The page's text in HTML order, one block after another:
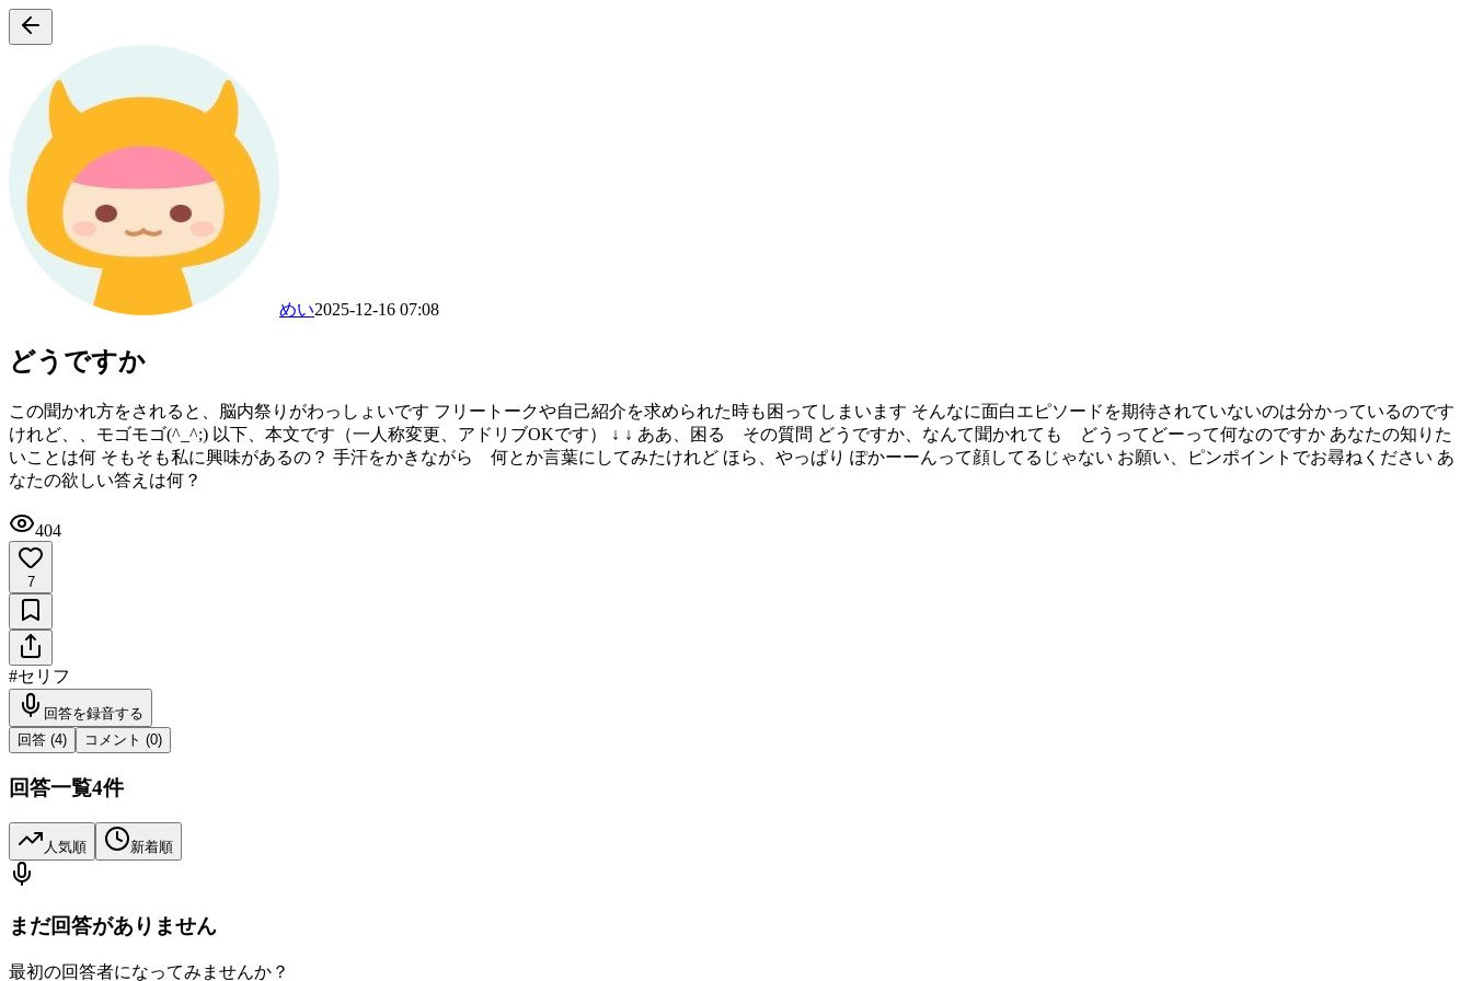
めい2025-12-16 07:08
どうですか
この聞かれ方をされると、脳内祭りがわっしょいです フリートークや自己紹介を求められた時も困ってしまいます そんなに面白エピソードを期待されていないのは分かっているのです
けれど、、モゴモゴ(^_^;) 以下、本文です（一人称変更、アドリブOKです） ↓ ↓ ああ、困る その質問 どうですか、なんて聞かれても どうってどーって何なのですか あなたの知りた
いことは何 そもそも私に興味があるの？ 手汗をかきながら 何とか言葉にしてみたけれど ほら、やっぱり ぽかーーんって顔してるじゃない お願い、ピンポイントでお尋ねください あ
なたの欲しい答えは何？
404
7
#セリフ
回答を録音する
回答 (4) コメント (0)
回答一覧4件
人気順 新着順
まだ回答がありません
最初の回答者になってみませんか？